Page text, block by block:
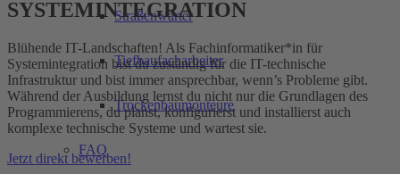
Straßenwärter
Tiefbaufacharbeiter
Trockenbaumonteure
FAQ
SYSTEMINTEGRATION
Blühende IT-Landschaften! Als Fachinformatiker*in für
Systemintegration bist du zuständig für die IT-technische
Infrastruktur und bist immer ansprechbar, wenn’s Probleme gibt.
Während der Ausbildung lernst du nicht nur die Grundlagen des
Programmierens, du planst, konfigurierst und installierst auch
komplexe technische Systeme und wartest sie.
Jetzt direkt bewerben!